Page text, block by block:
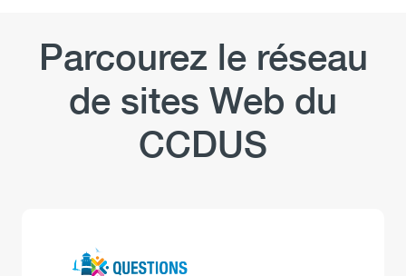
Parcourez le réseau
de sites Web du
CCDUS